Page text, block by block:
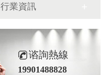
行業資訊
谘詢熱線
19901488828